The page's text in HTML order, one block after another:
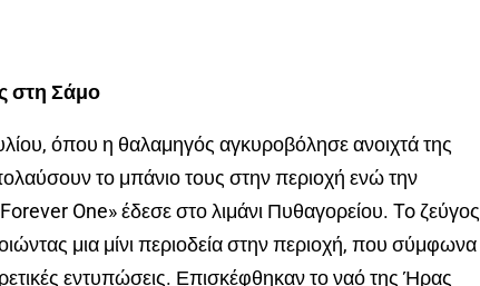
στη Σάμο
όπου η θαλαμηγός αγκυροβόλησε ανοιχτά της
το μπάνιο τους στην περιοχή ενώ την
One» έδεσε στο λιμάνι Πυθαγορείου. To ζεύγος
μια μίνι περιοδεία στην περιοχή, που σύμφωνα
εντυπώσεις. Επισκέφθηκαν το ναό της Ήρας